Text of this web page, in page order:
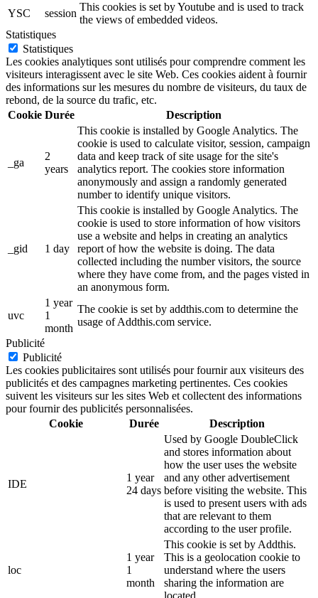
YSC
session
This cookies is set by Youtube and is used to track
the views of embedded videos.
Statistiques
Statistiques
Les cookies analytiques sont utilisés pour comprendre comment les
visiteurs interagissent avec le site Web. Ces cookies aident à fournir
des informations sur les mesures du nombre de visiteurs, du taux de
rebond, de la source du trafic, etc.
Cookie Durée Description
_ga
2
years
This cookie is installed by Google Analytics. The
cookie is used to calculate visitor, session, campaign
data and keep track of site usage for the site's
analytics report. The cookies store information
anonymously and assign a randomly generated
number to identify unique visitors.
_gid 1 day
This cookie is installed by Google Analytics. The
cookie is used to store information of how visitors
use a website and helps in creating an analytics
report of how the website is doing. The data
collected including the number visitors, the source
where they have come from, and the pages visted in
an anonymous form.
uvc
1 year
1
month
The cookie is set by addthis.com to determine the
usage of Addthis.com service.
Publicité
Publicité
Les cookies publicitaires sont utilisés pour fournir aux visiteurs des
publicités et des campagnes marketing pertinentes. Ces cookies
suivent les visiteurs sur les sites Web et collectent des informations
pour fournir des publicités personnalisées.
Cookie
Durée Description
IDE
1 year
24 days
Used by Google DoubleClick
and stores information about
how the user uses the website
and any other advertisement
before visiting the website. This
is used to present users with ads
that are relevant to them
according to the user profile.
loc
1 year
1
month
This cookie is set by Addthis.
This is a geolocation cookie to
understand where the users
sharing the information are